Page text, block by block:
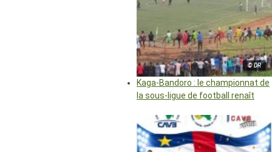
© DR
Kaga-Bandoro : le championnat de
la sous-ligue de football renaît